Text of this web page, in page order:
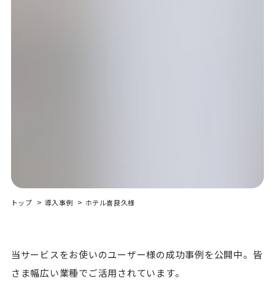
トップ 導入事例 ホテル喜良久様
当サービスをお使いのユーザー様の成功事例を公開中。皆
さま幅広い業種でご活用されています。